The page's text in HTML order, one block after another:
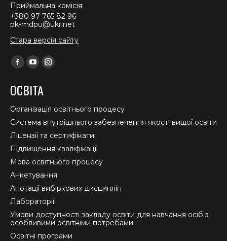
Приймальна комісія:
+380 97 765 82 96
pk-mdpu@ukr.net
Стара версія сайту
Find us on:
Facebook
opens
in
new
window
YouTube
opens
in
new
window
Instagram
in
new
window
ОСВІТА
Організація освітнього процесу
Система внутрішнього забезпечення якості вищої освіти
Ліцензії та сертифікати
Підвищення кваліфікації
Мова освітнього процесу
Анкетування
Анотації вибіркових дисциплін
Лабораторії
Умови доступності закладу освіти для навчання осіб з
особливими освітніми потребами
Освітні програми